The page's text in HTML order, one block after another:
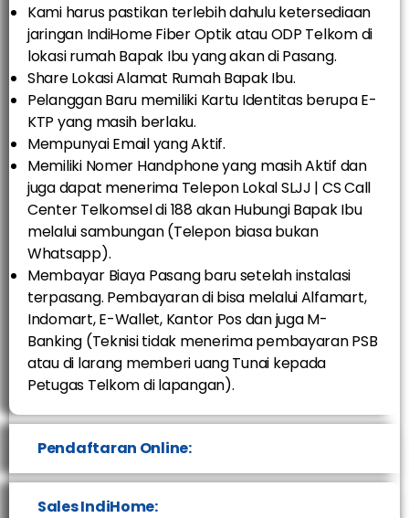
Kami harus pastikan terlebih dahulu ketersediaan
jaringan IndiHome Fiber Optik atau ODP Telkom di
lokasi rumah Bapak Ibu yang akan di Pasang.
Share Lokasi Alamat Rumah Bapak Ibu.
Pelanggan Baru memiliki Kartu Identitas berupa E-
KTP yang masih berlaku.
Mempunyai Email yang Aktif.
Memiliki Nomer Handphone yang masih Aktif dan
juga dapat menerima Telepon Lokal SLJJ | CS Call
Center Telkomsel di 188 akan Hubungi Bapak Ibu
melalui sambungan (Telepon biasa bukan
Whatsapp).
Membayar Biaya Pasang baru setelah instalasi
terpasang. Pembayaran di bisa melalui Alfamart,
Indomart, E-Wallet, Kantor Pos dan juga M-
Banking (Teknisi tidak menerima pembayaran PSB
atau di larang memberi uang Tunai kepada
Petugas Telkom di lapangan).
Pendaftaran Online:
Sales IndiHome: